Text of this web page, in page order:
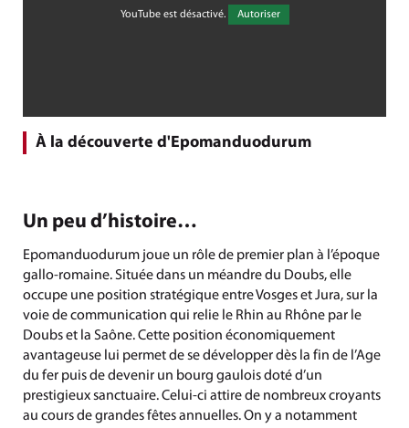
YouTube est désactivé. Autoriser
À la découverte d'Epomanduodurum
Un peu d’histoire…
Epomanduodurum joue un rôle de premier plan à l’époque
gallo-romaine. Située dans un méandre du Doubs, elle
occupe une position stratégique entre Vosges et Jura, sur la
voie de communication qui relie le Rhin au Rhône par le
Doubs et la Saône. Cette position économiquement
avantageuse lui permet de se développer dès la fin de l’Age
du fer puis de devenir un bourg gaulois doté d’un
prestigieux sanctuaire. Celui-ci attire de nombreux croyants
au cours de grandes fêtes annuelles. On y a notamment